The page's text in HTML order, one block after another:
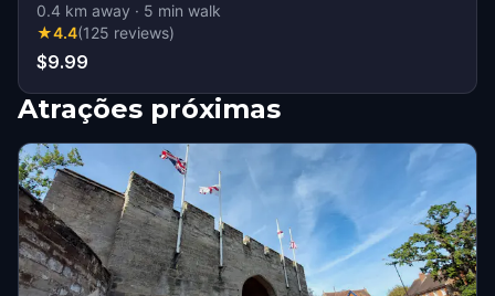
0.4 km away · 5 min walk
★4.4(125 reviews)
$9.99
Atrações próximas